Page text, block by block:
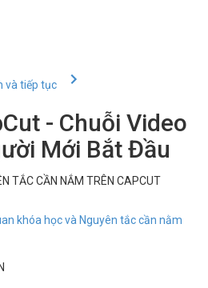
và tiếp tục
- Chuỗi Video
Mới Bắt Đầu
TẮC CẦN NẮM TRÊN CAPCUT
khóa học và Nguyên tắc cần nằm